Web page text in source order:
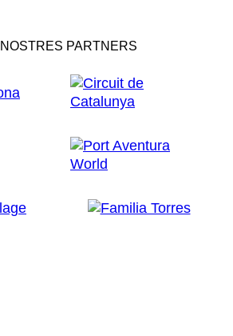
PARTNERS